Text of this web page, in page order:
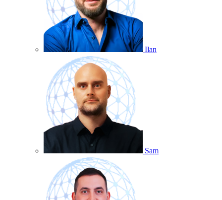
Ilan
Sam